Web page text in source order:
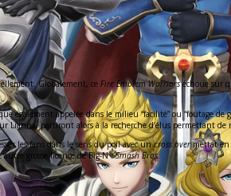
Globalement, ce Fire Emblem Warriorséchoue sur
appelée dans le milieu “facilité” ou “foutage
Lianna, partiront alors à la recherche d’élus permettant
les fans dans le sens du poil avec uncross overmettat en
grosse licence de Big-N :Smash Bros.